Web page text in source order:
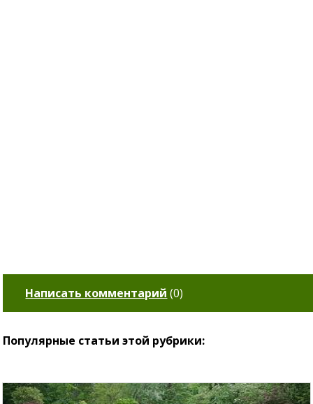
Написать комментарий (0)
Популярные статьи этой рубрики: